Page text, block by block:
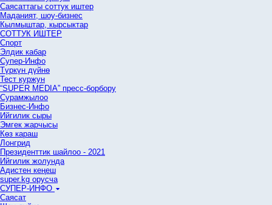
Саясаттагы соттук иштер
Маданият, шоу-бизнес
Кылмыштар, кырсыктар
СОТТУК ИШТЕР
Спорт
Элдик кабар
Супер-Инфо
Түркүн дүйнө
Тест куржун
“SUPER MEDIA” пресс-борбору
Сурамжылоо
Бизнес-Инфо
Ийгилик сыры
Эмгек жарчысы
Көз караш
Лонгрид
Президенттик шайлоо - 2021
Ийгилик жолунда
Адистен кеңеш
super.kg орусча
СУПЕР-ИНФО
Саясат